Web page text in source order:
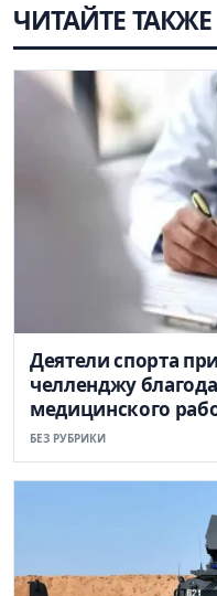
ЧИТАЙТЕ ТАКЖЕ
Деятели спорта
челленджу
медицинского
БЕЗ РУБРИКИ